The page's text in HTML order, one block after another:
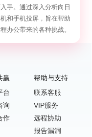
手。通过深入分析向日
和手机投屏，旨在帮助
办公带来的各种挑战。
赢
台
询
作
帮助与支持
联系客服
VIP服务
远程协助
报告漏洞